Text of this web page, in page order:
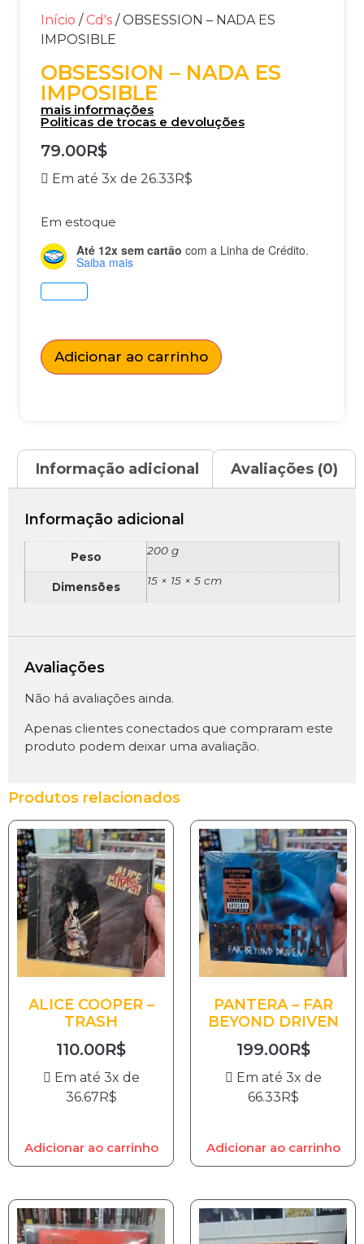
Início / Cd's / OBSESSION – NADA ES
IMPOSIBLE
OBSESSION – NADA ES
IMPOSIBLE
mais informações
Politicas de trocas e devoluções
79.00R$
Em até 3x de 26.33R$
Em estoque
Até 12x sem cartão com a Linha de Crédito.
Saiba mais
Adicionar ao carrinho
Informação adicional Avaliações (0)
Informação adicional
Peso 200 g
Dimensões 15 × 15 × 5 cm
Avaliações
Não há avaliações ainda.
Apenas clientes conectados que compraram este
produto podem deixar uma avaliação.
Produtos relacionados
ALICE COOPER –
TRASH
110.00R$
Em até 3x de
36.67R$
Adicionar ao carrinho
PANTERA – FAR
BEYOND DRIVEN
199.00R$
Em até 3x de
66.33R$
Adicionar ao carrinho